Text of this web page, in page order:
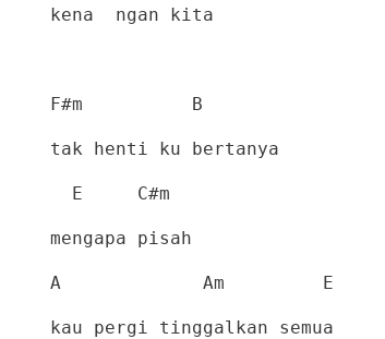
kena ngan kita
F#m B
tak henti ku bertanya
E C#m
mengapa pisah
A Am E
kau pergi tinggalkan semua